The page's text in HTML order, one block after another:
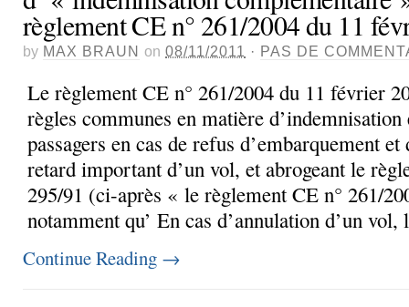
règlement CE n° 261/2004 du 11
by MAX BRAUN on 08/11/2011 · PAS DE
Le règlement CE n° 261/2004 du 11 février
règles communes en matière d’indemnisation
passagers en cas de refus d’embarquement
retard important d’un vol, et abrogeant le
295/91 (ci-après « le règlement CE n° 261/
notamment qu’ En cas d’annulation d’un
Continue Reading →